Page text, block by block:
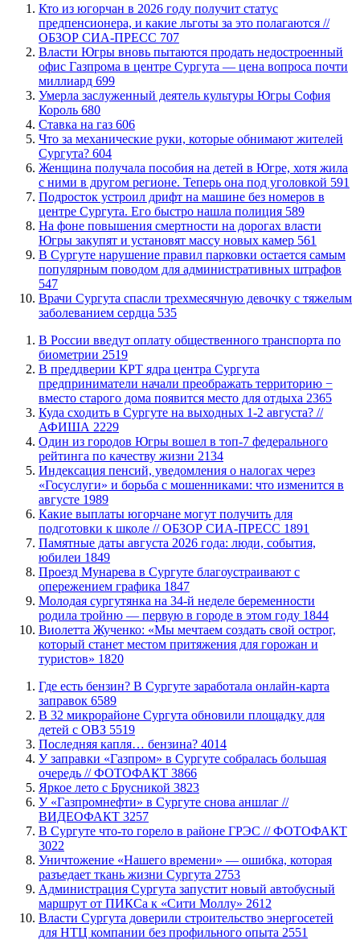
Кто из югорчан в 2026 году получит статус
предпенсионера, и какие льготы за это полагаются //
ОБЗОР СИА-ПРЕСС 707
Власти Югры вновь пытаются продать недостроенный
офис Газпрома в центре Сургута — цена вопроса почти
миллиард 699
​Умерла заслуженный деятель культуры Югры София
Король 680
Ставка на газ 606
​Что за механические руки, которые обнимают жителей
Сургута? 604
Женщина получала пособия на детей в Югре, хотя жила
с ними в другом регионе. Теперь она под уголовкой 591
Подросток устроил дрифт на машине без номеров в
центре Сургута. Его быстро нашла полиция 589
На фоне повышения смертности на дорогах власти
Югры закупят и установят массу новых камер 561
В Сургуте нарушение правил парковки остается самым
популярным поводом для административных штрафов
547
​Врачи Сургута спасли трехмесячную девочку с тяжелым
заболеванием сердца 535
В России введут оплату общественного транспорта по
биометрии 2519
​В преддверии КРТ ядра центра Сургута
предприниматели начали преображать территорию −
вместо старого дома появится место для отдыха 2365
​Куда сходить в Сургуте на выходных 1-2 августа? //
АФИША 2229
Один из городов Югры вошел в топ-7 федерального
рейтинга по качеству жизни 2134
​Индексация пенсий, уведомления о налогах через
«Госуслуги» и борьба с мошенниками: что изменится в
августе 1989
Какие выплаты югорчане могут получить для
подготовки к школе // ОБЗОР СИА-ПРЕСС 1891
​Памятные даты августа 2026 года: люди, события,
юбилеи 1849
​Проезд Мунарева в Сургуте благоустраивают с
опережением графика 1847
Молодая сургутянка на 34-й неделе беременности
родила тройню — первую в городе в этом году 1844
Виолетта Жученко: «Мы мечтаем создать свой острог,
который станет местом притяжения для горожан и
туристов» 1820
​Где есть бензин? В Сургуте заработала онлайн-карта
заправок 6589
В 32 микрорайоне Сургута обновили площадку для
детей с ОВЗ 5519
​Последняя капля… бензина? 4014
​У заправки «Газпром» в Сургуте собралась большая
очередь // ФОТОФАКТ 3866
Яркое лето с Брусникой 3823
У «Газпромнефти» в Сургуте снова аншлаг //
ВИДЕОФАКТ 3257
​В Сургуте что-то горело в районе ГРЭС // ФОТОФАКТ
3022
​Уничтожение «Нашего времени» — ошибка, которая
разъедает ткань жизни Сургута 2753
​Администрация Сургута запустит новый автобусный
маршрут от ПИКСа к «Сити Моллу» 2612
Власти Сургута доверили строительство энергосетей
для НТЦ компании без профильного опыта 2551